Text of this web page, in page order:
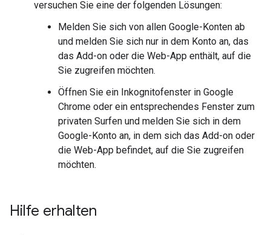
versuchen Sie eine der folgenden Lösungen:
Melden Sie sich von allen Google-Konten ab
und melden Sie sich nur in dem Konto an, das
das Add-on oder die Web-App enthält, auf die
Sie zugreifen möchten.
Öffnen Sie ein Inkognitofenster in Google
Chrome oder ein entsprechendes Fenster zum
privaten Surfen und melden Sie sich in dem
Google-Konto an, in dem sich das Add-on oder
die Web-App befindet, auf die Sie zugreifen
möchten.
Hilfe erhalten